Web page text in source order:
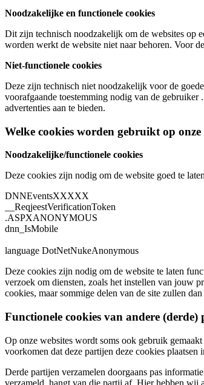
Noodzakelijke en functionele cookies
Dit zijn technisch noodzakelijk om de websites op
worden werkt de website niet naar behoren. Voor
Niet-functionele cookies
Deze zijn technisch niet noodzakelijk voor de
voorafgaande toestemming nodig van de
advertenties aan te bieden.
Welke cookies worden gebruikt op onze
Noodzakelijke/functionele cookies
Deze cookies zijn nodig om de website goed te
DNNEventsXXXXX
__ReqjeestVerificationToken
.ASPXANONYMOUS
dnn_IsMobile
language DotNetNukeAnonymous
Deze cookies zijn nodig om de website te laten
verzoek om diensten, zoals het instellen van jouw
cookies, maar sommige delen van de site zullen
Functionele cookies van andere (derde)
Op onze websites wordt soms ook gebruik
voorkomen dat deze partijen deze cookies
Derde partijen verzamelen doorgaans pas
verzameld, hangt van die partij af. Hier hebben wij